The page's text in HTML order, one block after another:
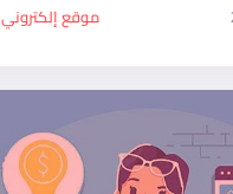
موقع إلكتروني